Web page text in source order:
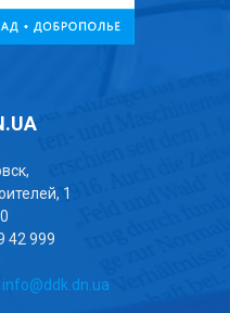
1
42 999
info@ddk.dn.ua